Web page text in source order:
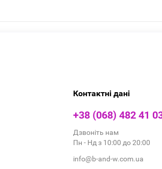
Контактні дані
+38 (068) 482 41
Дзвоніть нам
Пн - Нд з 10:00 до 20:00
info@b-and-w.com.ua